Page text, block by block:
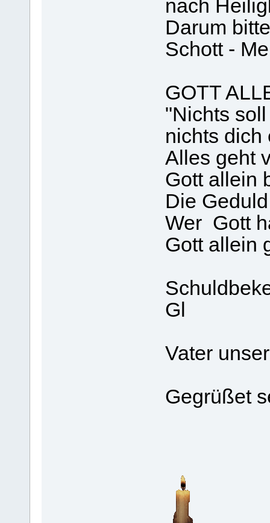
nach
Darum
Schott -
GOTT
"Nichts
nichts dich
Alles geht
Gott allein
Die
Wer Gott
Gott allein
Gl
Vater
Gegrüßet